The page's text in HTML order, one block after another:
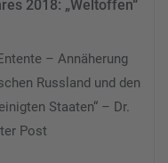
2018: „Weltoffen“